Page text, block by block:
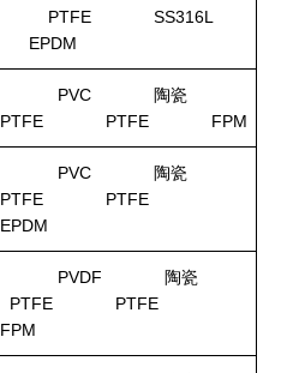
PTFE SS316L
EPDM
PVC 陶瓷
PTFE PTFE FPM
PVC 陶瓷
PTFE PTFE
EPDM
PVDF 陶瓷
PTFE PTFE
FPM